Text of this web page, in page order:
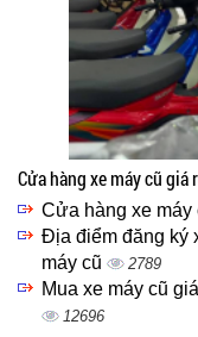
Cửa hàng xe máy cũ giá
Cửa hàng xe máy
Địa điểm đăng ký
máy cũ
2789
Mua xe máy cũ
12696